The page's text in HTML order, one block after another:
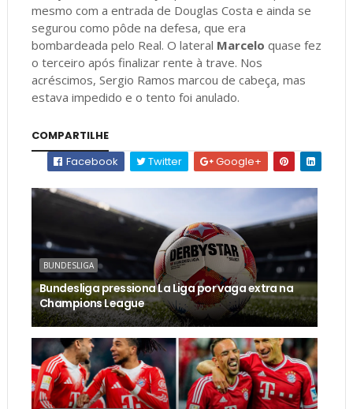
mesmo com a entrada de Douglas Costa e ainda se
segurou como pôde na defesa, que era
bombardeada pelo Real. O lateral Marcelo quase fez
o terceiro após finalizar rente à trave. Nos
acréscimos, Sergio Ramos marcou de cabeça, mas
estava impedido e o tento foi anulado.
COMPARTILHE
Facebook
Twitter Google+
BUNDESLIGA
Bundesliga pressiona La Liga por vaga extra na
Champions League